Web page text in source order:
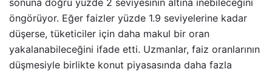
sonuna doğru yüzde 2 seviyesinin altına inebileceğini
öngörüyor. Eğer faizler yüzde 1.9 seviyelerine kadar
düşerse, tüketiciler için daha makul bir oran
yakalanabileceğini ifade etti. Uzmanlar, faiz oranlarının
düşmesiyle birlikte konut piyasasında daha fazla